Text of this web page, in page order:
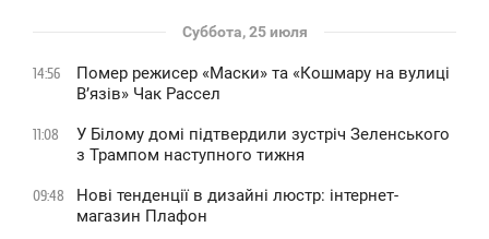
Суббота, 25 июля
14:56
Помер режисер «Маски» та «Кошмару на вулиці
В’язів» Чак Рассел
11:08
У Білому домі підтвердили зустріч Зеленського
з Трампом наступного тижня
09:48
Нові тенденції в дизайні люстр: інтернет-
магазин Плафон